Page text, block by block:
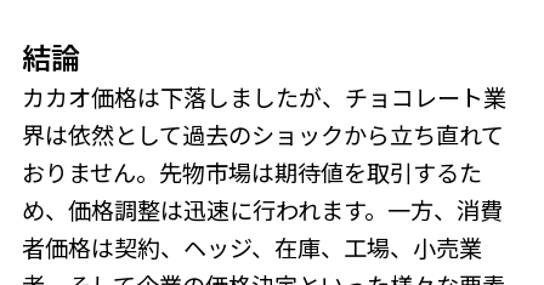
結論
カカオ価格は下落しましたが、チョコレート業
界は依然として過去のショックから立ち直れて
おりません。先物市場は期待値を取引するた
め、価格調整は迅速に行われます。一方、消費
者価格は契約、ヘッジ、在庫、工場、小売業